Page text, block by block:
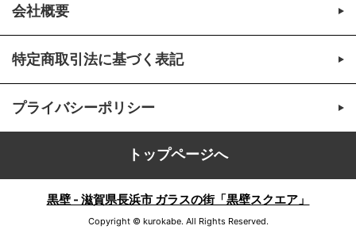
会社概要
特定商取引法に基づく表記
プライバシーポリシー
トップページへ
黒壁 - 滋賀県長浜市 ガラスの街「黒壁スクエア」
Copyright © kurokabe. All Rights Reserved.